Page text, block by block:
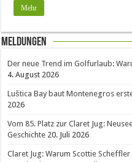
Mehr
Meldungen
Der neue Trend im Golfurlaub:
4. August 2026
Luštica Bay baut Montenegros
2026
Vom 85. Platz zur Claret Jug:
Geschichte 20. Juli 2026
Claret Jug: Warum Scottie